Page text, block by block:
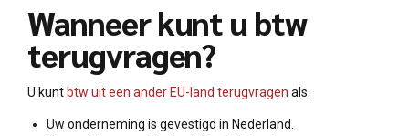
Wanneer kunt u btw
terugvragen?
U kunt btw uit een ander EU-land terugvragen als:
Uw onderneming is gevestigd in Nederland.